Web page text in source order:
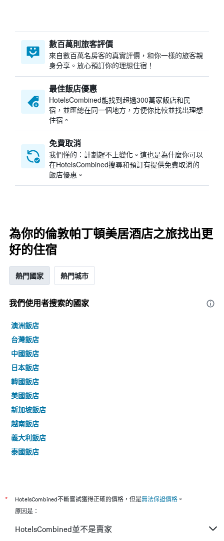
數百萬則旅客評價
來自數百萬名房客的真實評價，和你一樣的旅客親
身分享。放心預訂你的理想住宿！
最佳飯店優惠
HotelsCombined​能找到超過300萬家飯店和民
宿，並匯總在同一個地方，方便你比較並找出理想
住宿。
免費取消
我們懂的：計劃趕不上變化。這也是為什麼你可以
在HotelsCombined搜尋和預訂有提供免費取消的
飯店優惠。
為你的倫敦帕丁頓美居酒店之旅找出更
好的住宿
熱門國家 熱門城市
我們使用者搜索的國家
澳洲飯店
台灣飯店
中國飯店
日本飯店
韓國飯店
美國飯店
新加坡飯店
越南飯店
義大利飯店
泰國飯店
* HotelsCombined不斷嘗試獲得正確的價格，但是無法保證價格 。
原因是：
HotelsCombined並不是賣家